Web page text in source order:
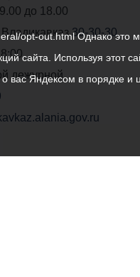
до 18.00
30-30-30
дежурной
opt-out.html Однако это
сайта. Используя этот
вас Яндексом в порядке и